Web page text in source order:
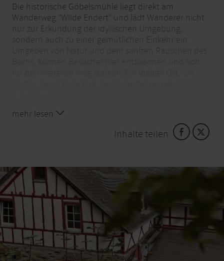
Die historische Göbelsmühle liegt direkt am
Wanderweg "Wilde Endert" und lädt Wanderer nicht
nur zur Erkundung der idyllischen Umgebung,
sondern auch zu einer gemütlichen Einkehr ein.
mehr lesen
Inhalte teilen: